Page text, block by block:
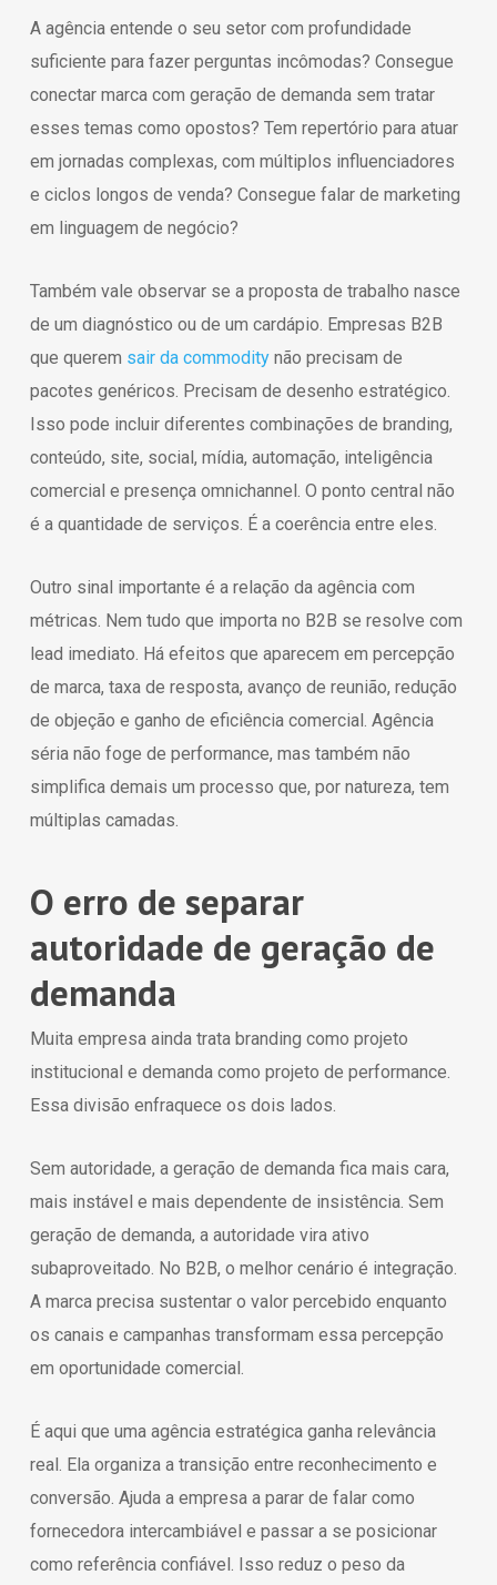
A agência entende o seu setor com profundidade
suficiente para fazer perguntas incômodas? Consegue
conectar marca com geração de demanda sem tratar
esses temas como opostos? Tem repertório para atuar
em jornadas complexas, com múltiplos influenciadores
e ciclos longos de venda? Consegue falar de marketing
em linguagem de negócio?
Também vale observar se a proposta de trabalho nasce
de um diagnóstico ou de um cardápio. Empresas B2B
que querem sair da commoditynão precisam de
pacotes genéricos. Precisam de desenho estratégico.
Isso pode incluir diferentes combinações de branding,
conteúdo, site, social, mídia, automação, inteligência
comercial e presença omnichannel. O ponto central não
é a quantidade de serviços. É a coerência entre eles.
Outro sinal importante é a relação da agência com
métricas. Nem tudo que importa no B2B se resolve com
lead imediato. Há efeitos que aparecem em percepção
de marca, taxa de resposta, avanço de reunião, redução
de objeção e ganho de eficiência comercial. Agência
séria não foge de performance, mas também não
simplifica demais um processo que, por natureza, tem
múltiplas camadas.
O erro de separar
autoridade de geração de
demanda
Muita empresa ainda trata branding como projeto
institucional e demanda como projeto de performance.
Essa divisão enfraquece os dois lados.
Sem autoridade, a geração de demanda fica mais cara,
mais instável e mais dependente de insistência. Sem
geração de demanda, a autoridade vira ativo
subaproveitado. No B2B, o melhor cenário é integração.
A marca precisa sustentar o valor percebido enquanto
os canais e campanhas transformam essa percepção
em oportunidade comercial.
É aqui que uma agência estratégica ganha relevância
real. Ela organiza a transição entre reconhecimento e
conversão. Ajuda a empresa a parar de falar como
fornecedora intercambiável e passar a se posicionar
como referência confiável. Isso reduz o peso da